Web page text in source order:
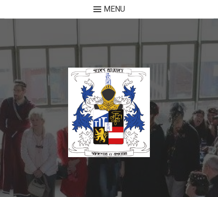
MENU